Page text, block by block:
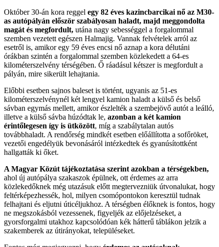
Október 30-án kora reggel egy 82 éves kazincbarcikai nő az M30-
as autópályán először szabályosan haladt, majd meggondolta
magát és megfordult, utána nagy sebességgel a forgalommal
szemben vezetett egészen Halmajig. Vannak felvételek arról az
esetről is, amikor egy 59 éves encsi nő aznap a kora délutáni
órákban szintén a forgalommal szemben közlekedett a 64-es
kilométerszelvény térségében. Ő ráadásul kétszer is megfordult a
pályán, mire sikerült lehajtania.
Előbbi esetben sajnos baleset is történt, ugyanis az 51-es
kilométerszelvénynél két lengyel kamion haladt a külső és belső
sávban egymás mellett, amikor észlelték a szembejövő autót a leálló,
illetve a külső sávba húzódtak le, azonban a két kamion
érintőlegesen így is ütközött, míg a szabálytalan autós
továbbhaladt. A rendőrség mindkét esetben előállította a sofőröket,
vezetői engedélyük bevonásáról intézkedtek és gyanúsítottként
hallgatták ki őket.
A Magyar Közút tájékoztatása szerint azokban a térségekben,
ahol új autópálya szakaszok épülnek, ott érdemes az arra
közlekedőknek még utazásuk előtt megtervezniük útvonalukat, hogy
feltérképezhessék, hol, milyen csomópontokon keresztül tudnak
felhajtani és eljutni úticéljukhoz. A térségben élőknek is fontos, hogy
ne megszokásból vezessenek, figyeljék az előjelzéseket, a
gyorsforgalmi utakhoz kapcsolódóan kék hátterű táblákon jelzik a
szakemberek az útirányokat, településeket.